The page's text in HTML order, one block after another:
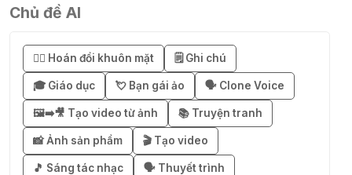
🎁 Hướng dẫn nhận Notion AI
Business miễn phí 3–6 tháng
03 Thg 08 2026
🎁 Mẹo nhận 1 tháng ChatGPT Plus
miễn phí bằng VPN Mexico
Chủ đề AI
😶‍🌫️ Hoán đổi khuôn mặt 🗒️ Ghi chú
🎓 Giáo dục 💘 Bạn gái ảo 🗣️ Clone Voice
🖼️➡️🎥 Tạo video từ ảnh 📚 Truyện tranh
📸 Ảnh sản phẩm 🎬 Tạo video
🎵 Sáng tác nhạc 🗣️ Thuyết trình